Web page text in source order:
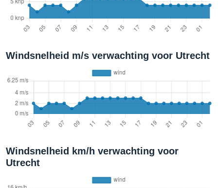
Windsnelheid m/s verwachting voor Utrecht
Windsnelheid km/h verwachting voor
Utrecht